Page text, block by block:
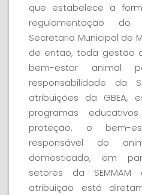
que estabelece a
regulamentação do
Secretaria Municipal de
de então, toda gestão
bem-estar animal
responsabilidade da
atribuições da GBEA,
programas
proteção, o bem-
responsável do
domesticado, em
setores da SEMMAM
atribuição está